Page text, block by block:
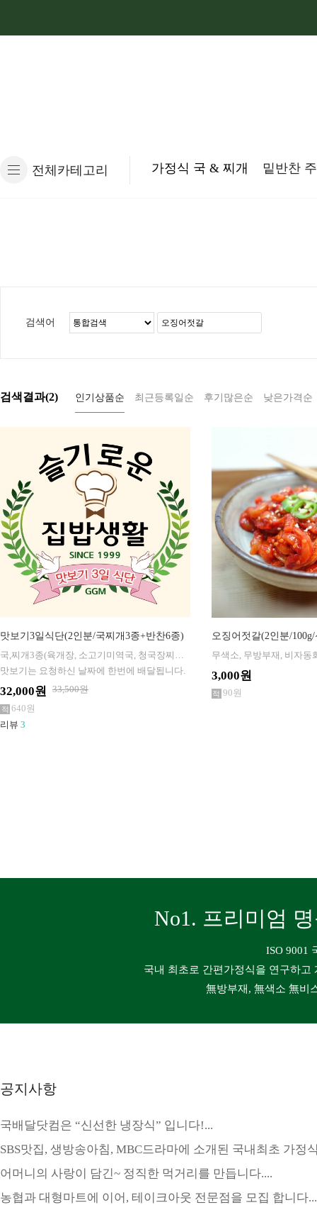
전체카테고리 가정식 국 & 찌개 밑반찬
검색어
검색결과(2) 인기상품순 최근등록일순 후기많은순 낮은가격순
맛보기3일식단(2인분/국찌개3종+반찬6종)
맛보기는 요청하신 날짜에 한번에 배달됩니다.
32,000원
33,500원
640원
리뷰 3
오징어젓갈(2인분/
3,000원
90원
No1. 프리미엄
ISO 9001
국내 최초로 간편가정식을 연구하
無방부재, 無색소 無비
공지사항
국배달닷컴은 “신선한 냉장식” 입니다!...
SBS맛집, 생방송아침, MBC드라마에 소개된 국내최초 가정
어머니의 사랑이 담긴~ 정직한 먹거리를 만듭니다....
농협과 대형마트에 이어, 테이크아웃 전문점을 모집 합니다